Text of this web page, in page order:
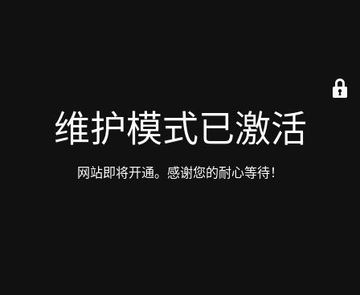
维护模式已激活
网站即将开通。感谢您的耐心等待！